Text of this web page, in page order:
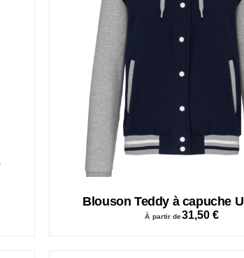
Blouson Teddy à capuche
À partir de31,50 €